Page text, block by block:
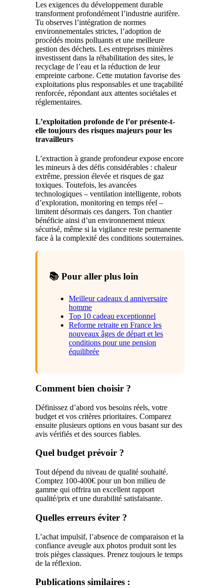
Les exigences du développement durable
transforment profondément l’industrie aurifère.
Tu observes l’intégration de normes
environnementales strictes, l’adoption de
procédés moins polluants et une meilleure
gestion des déchets. Les entreprises minières
investissent dans la réhabilitation des sites, le
recyclage de l’eau et la réduction de leur
empreinte carbone. Cette mutation favorise des
exploitations plus responsables et une traçabilité
renforcée, répondant aux attentes sociétales et
réglementaires.
L’exploitation profonde de l’or présente-t-
elle toujours des risques majeurs pour les
travailleurs
L’extraction à grande profondeur expose encore
les mineurs à des défis considérables : chaleur
extrême, pression élevée et risques de gaz
toxiques. Toutefois, les avancées
technologiques – ventilation intelligente, robots
d’exploration, monitoring en temps réel –
limitent désormais ces dangers. Ton chantier
bénéficie ainsi d’un environnement mieux
sécurisé, même si la vigilance reste permanente
face à la complexité des conditions souterraines.
📚 Pour aller plus loin
Meilleur cadeaux d anniversaire
homme
Top 10 cadeau exceptionnel
Reforme retraite en France les
nouveaux âges de départ et les
conditions pour une pension
équilibrée
Comment bien choisir ?
Définissez d’abord vos besoins réels, votre
budget et vos critères prioritaires. Comparez
ensuite plusieurs options en vous basant sur des
avis vérifiés et des sources fiables.
Quel budget prévoir ?
Tout dépend du niveau de qualité souhaité.
Comptez 100-400€ pour un bon milieu de
gamme qui offrira un excellent rapport
qualité/prix et une durabilité satisfaisante.
Quelles erreurs éviter ?
L’achat impulsif, l’absence de comparaison et la
confiance aveugle aux photos produit sont les
trois pièges classiques. Prenez toujours le temps
de la réflexion.
Publications similaires :